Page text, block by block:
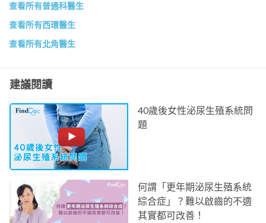
查看所有普通科醫生
查看所有西環醫生
查看所有北角醫生
建議閱讀
40歲後女性泌尿生殖系統問
題
何謂「更年期泌尿生殖系統
綜合症」？難以啟齒的不適
其實都可改善！